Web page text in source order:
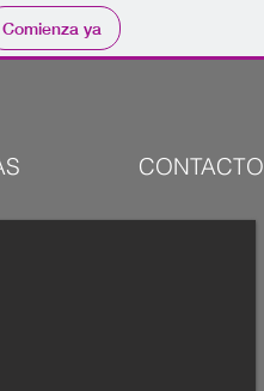
Comienza ya
CONTACTO